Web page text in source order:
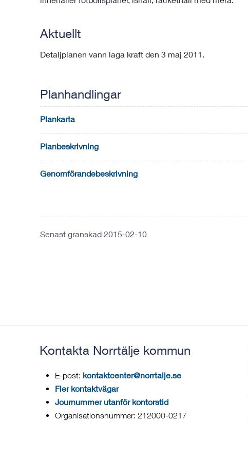
Aktuellt
Detaljplanen vann laga kraft den 3 maj 2011.
Planhandlingar
Plankarta
Planbeskrivning
Genomförandebeskrivning
Senast granskad 2015-02-10
Kontakta Norrtälje kommun
E-post: kontaktcenter@norrtalje.se
Fler kontaktvägar
Journummer utanför kontorstid
Organisationsnummer: 212000-0217